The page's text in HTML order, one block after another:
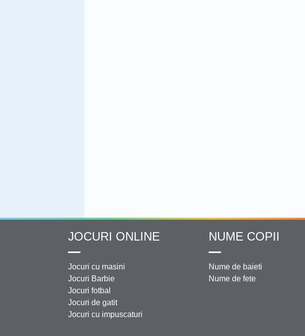
JOCURI ONLINE
Jocuri cu masini
Jocuri Barbie
Jocuri fotbal
Jocuri de gatit
Jocuri cu impuscaturi
NUME COPII
Nume de baieti
Nume de fete